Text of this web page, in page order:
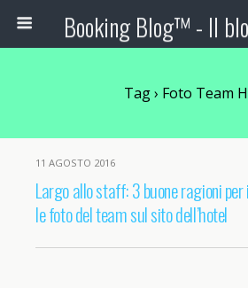
Tag › Foto Team
11 AGOSTO 2016
Largo allo staff: 3 buone ragioni
le foto del team sul sito dell’hotel